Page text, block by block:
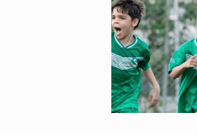
TEMAS
PREVISÃO:Interior de
INFRAESTRUTURA:
A ILHA:Coreografia de
ELEIÇÕES 2026: Sgt.